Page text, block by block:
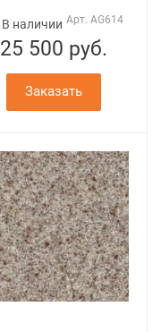
В наличии Арт. AG614
25 500 руб.
Заказать